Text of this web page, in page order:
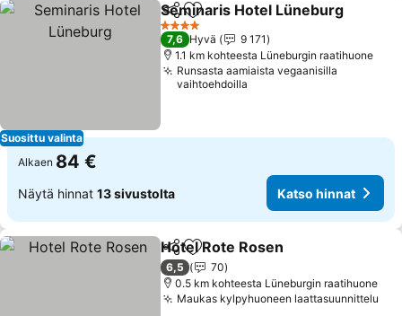
Suosittu valinta
Jaa Lisää suosikkeihin
Seminaris Hotel Lüneburg
4 Tähtiluokitus
7,6 Hyvä
9 171
1.1 km kohteesta Lüneburgin raatihuone
Runsasta aamiaista vegaanisilla
vaihtoehdoilla
Alkaen 84 €
Näytä hinnat 13 sivustolta Katso hinnat
Jaa Lisää suosikkeihin
Hotel Rote Rosen
6,5
70
0.5 km kohteesta Lüneburgin raatihuone
Maukas kylpyhuoneen laattasuunnittelu